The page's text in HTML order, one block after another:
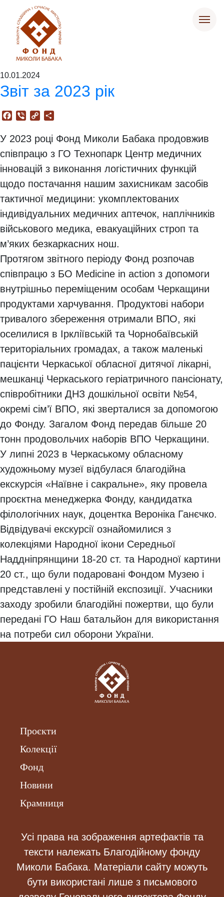
10.01.2024
Звіт за 2023 рік
Facebook
Viber Copy
У 2023 році Фонд Миколи Бабака продовжив
співпрацю з ГО Технопарк Центр медичних
інновацій з виконання логістичних функцій
щодо постачання нашим захисникам засобів
тактичної медицини: укомплектованих
індивідуальних медичних аптечок, наплічників
військового медика, евакуаційних строп та
м’яких безкаркасних нош.
Протягом звітного періоду Фонд розпочав
співпрацю з БО Medicine in action з допомоги
внутрішньо переміщеним особам Черкащини
продуктами харчування. Продуктові набори
тривалого збереження отримали ВПО, які
оселилися в Іркліївській та Чорнобаївській
територіальних громадах, а також маленькі
пацієнти Черкаської обласної дитячої лікарні,
мешканці Черкаського геріатричного пансіонату,
співробітники ДНЗ дошкільної освіти №54,
окремі сім’ї ВПО, які зверталися за допомогою
до Фонду. Загалом Фонд передав більше 20
тонн продовольчих наборів ВПО Черкащини.
У липні 2023 в Черкаському обласному
художньому музеї відбулася благодійна
екскурсія «Наївне і сакральне», яку провела
проєктна менеджерка Фонду, кандидатка
філологічних наук, доцентка Вероніка Ганєчко.
Відвідувачі екскурсії ознайомилися з
колекціями Народної ікони Середньої
Наддніпрянщини 18-20 ст. та Народної картини
20 ст., що були подаровані Фондом Музею і
представлені у постійній експозиції. Учасники
заходу зробили благодійні пожертви, що були
передані ГО Наш батальйон для використання
на потреби сил оборони України.
Проєкти
Колекції
Фонд
Новини
Крамниця
Усі права на зображення артефактів та
тексти належать Благодійному фонду
Миколи Бабака. Матеріали сайту можуть
бути використані лише з письмового